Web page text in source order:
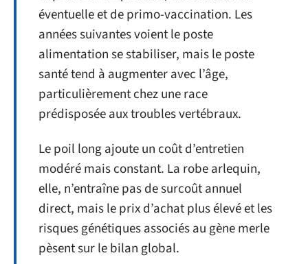
éventuelle et de primo-vaccination. Les
années suivantes voient le poste
alimentation se stabiliser, mais le poste
santé tend à augmenter avec l’âge,
particulièrement chez une race
prédisposée aux troubles vertébraux.
Le poil long ajoute un coût d’entretien
modéré mais constant. La robe arlequin,
elle, n’entraîne pas de surcoût annuel
direct, mais le prix d’achat plus élevé et les
risques génétiques associés au gène merle
pèsent sur le bilan global.